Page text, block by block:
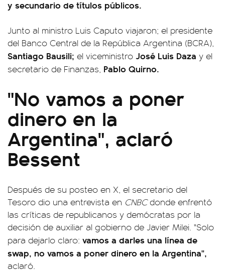
y secundario de títulos públicos.
Junto al ministro Luis Caputo viajaron; el presidente
del Banco Central de la República Argentina (BCRA),
Santiago Bausili; el viceministro José Luis Daza y el
secretario de Finanzas, Pablo Quirno.
"No vamos a poner
dinero en la
Argentina", aclaró
Bessent
Después de su posteo en X, el secretario del
Tesoro dio una entrevista en CNBCdonde enfrentó
las críticas de republicanos y demócratas por la
decisión de auxiliar al gobierno de Javier Milei. "Solo
para dejarlo claro: vamos a darles una línea de
swap, no vamos a poner dinero en la Argentina",
aclaró.